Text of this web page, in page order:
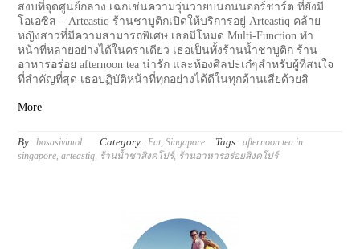
สงบที่จุดศูนย์กลาง เฉกเช่นความวุ่นวายบนถนนออร์ชาร์ต ที่ยังมี
โอเอซิส – Arteastiq ร้านชาบูติกเปิดให้บริการอยู่ Arteastiq คล้าย
หญิงสาวที่มีความสามารถพิเศษ เธอมีโหมด Multi-Function ทำ
หน้าที่หลายอย่างได้ในคราเดียว เธอเป็นทั้งร้านน้ำชาบูติก ร้าน
อาหารอร่อย afternoon tea น่ารัก และห้องศิลปะเก๋ๆสำหรับผู้ที่สนใจ
ที่สำคัญที่สุด เธอปฏิบัติหน้าที่ทุกอย่างได้ดีในทุกด้านเสียด้วยสิ
More
By: bosasivimol Category: Eat,Singapore Tags: afternoon tea in
singapore,arteastiq, ร้านน้ำชาสิงคโปร์, ร้านอาหารอร่อยสิงคโปร์